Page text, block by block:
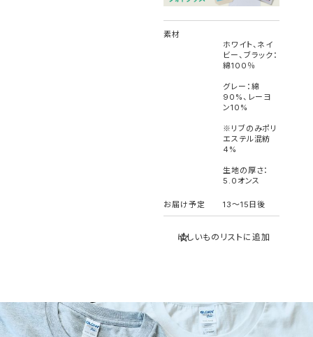
素材
ホワイト、ネイ
ビー、ブラック：
綿100％
グレー：綿
90%、レーヨ
ン10%
※リブのみポリ
エステル混紡
4%
生地の厚さ：
5.0オンス
お届け予定 13〜15日後
ほしいものリストに追加